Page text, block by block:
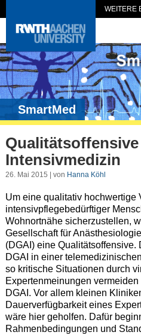
WEITERE
SmartMed
Intensivmedizin
26. Mai 2015 | von Hanna Köhl
Um eine qualitativ hochwertige
intensivpflegebedürftiger
Wohnortnähe sicherzustellen,
Gesellschaft für
(DGAI) eine Qualitätsoffensive.
DGAI in einer
so kritische Situationen durch
Expertenmeinungen
DGAI. Vor allem kleinen
Dauerverfügbarkeit eines
wäre hier geholfen. Dafür
Rahmenbedingungen und